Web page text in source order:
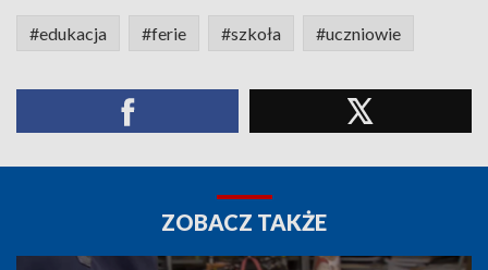
#edukacja #ferie #szkoła #uczniowie
ZOBACZ TAKŻE